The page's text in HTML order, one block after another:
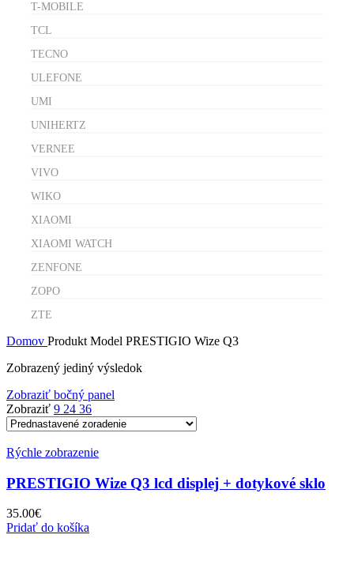
T-MOBILE
TCL
TECNO
ULEFONE
UMI
UNIHERTZ
VERNEE
VIVO
WIKO
XIAOMI
XIAOMI WATCH
ZENFONE
ZOPO
ZTE
Domov Produkt Model PRESTIGIO Wize Q3
Zobrazený jediný výsledok
Zobraziť bočný panel
Zobraziť 9 24 36
Rýchle zobrazenie
PRESTIGIO Wize Q3 lcd displej + dotykové sklo
35.00€
Pridať do košíka